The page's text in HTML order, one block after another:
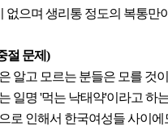
없으며 생리통 정도의 복통만
절 문제)
알고 모르는 분들은 모를 것
일명 '먹는 낙태약'이라고 하
로 인해서 한국여성들 사이